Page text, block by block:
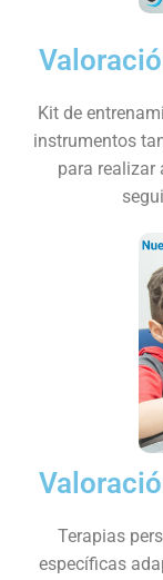
Kit de
instrumentos
para realizar
Terapias
específicas